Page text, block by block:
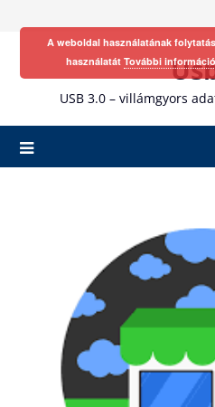
USB 3.0 – villámgyors
A weboldal használatának
használatát További